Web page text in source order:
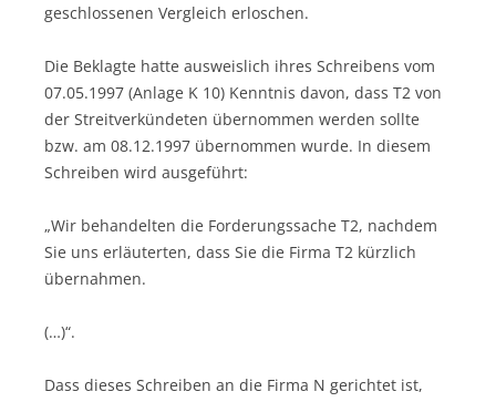
geschlossenen Vergleich erloschen.
Die Beklagte hatte ausweislich ihres Schreibens vom
07.05.1997 (Anlage K 10) Kenntnis davon, dass T2 von
der Streitverkündeten übernommen werden sollte
bzw. am 08.12.1997 übernommen wurde. In diesem
Schreiben wird ausgeführt:
„Wir behandelten die Forderungssache T2, nachdem
Sie uns erläuterten, dass Sie die Firma T2 kürzlich
übernahmen.
(…)“.
Dass dieses Schreiben an die Firma N gerichtet ist,